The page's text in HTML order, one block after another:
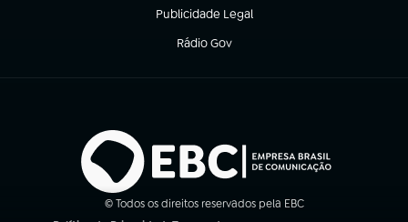
Publicidade Legal
(abre em nova aba)
Rádio Gov
(abre em nova aba)
© Todos os direitos reservados pela EBC